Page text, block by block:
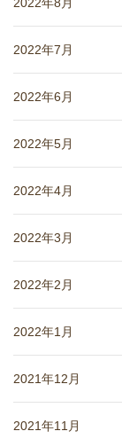
2022年7月
2022年6月
2022年5月
2022年4月
2022年3月
2022年2月
2022年1月
2021年12月
2021年11月